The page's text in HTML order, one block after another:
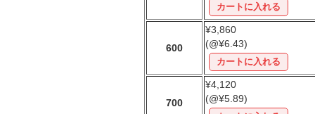
600
¥3,860
(@¥6.43)
700
¥4,120
(@¥5.89)